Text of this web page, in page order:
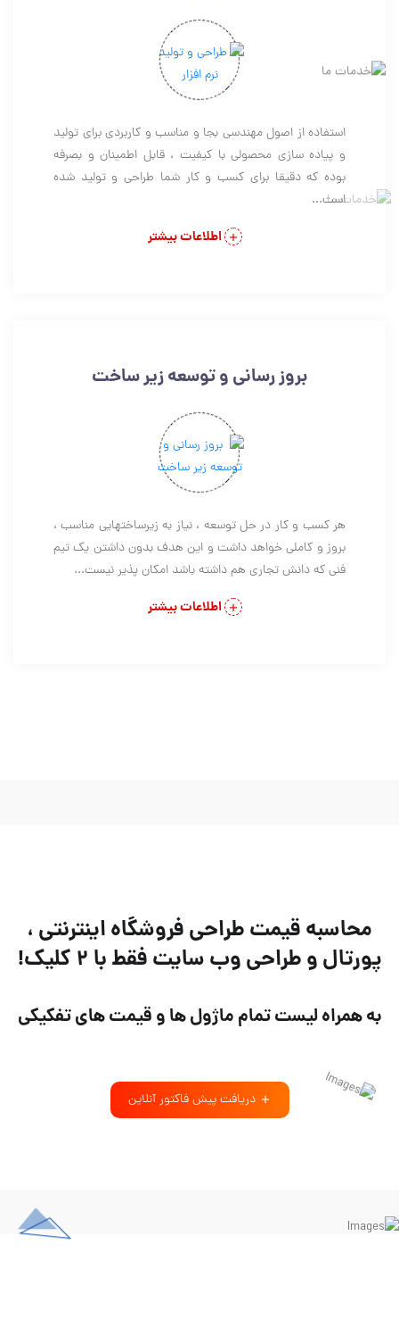
استفاده از اصول مهندسی بجا و مناسب و کاربردی برای تولید
و پیاده سازی محصولی با کیفیت ، قابل اطمینان و بصرفه
بوده که دقیقا برای کسب و کار شما طراحی و تولید شده
است...
اطلاعات بیشتر
بروز رسانی و توسعه زیر ساخت
هر کسب و کار در حل توسعه ، نیاز به زیرساختهایی مناسب ،
بروز و کاملی خواهد داشت و این هدف بدون داشتن یک تیم
فنی که دانش تجاری هم داشته باشد امکان پذیر نیست...
اطلاعات بیشتر
محاسبه قیمت طراحی فروشگاه اینترنتی ،
پورتال و طراحی وب سایت فقط با ۲ کلیک!
به همراه لیست تمام ماژول ها و قیمت های تفکیکی
دریافت پیش فاکتور آنلاین